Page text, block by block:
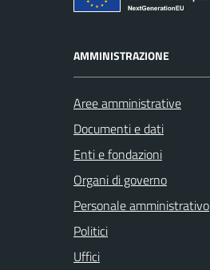
AMMINISTRAZIONE
Aree amministrative
Documenti e dati
Enti e fondazioni
Organi di governo
Personale amministrativo
Politici
Uffici